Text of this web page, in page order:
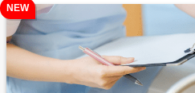
NEW